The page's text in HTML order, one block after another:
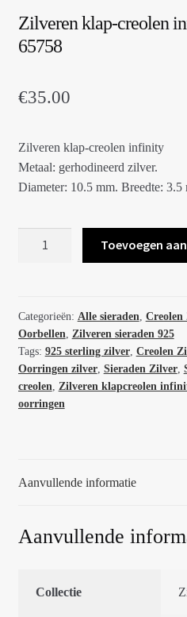
Zilveren klap-creolen
65758
€35.00
Zilveren klap-creolen infinity
Metaal: gerhodineerd zilver.
Diameter: 10.5 mm. Breedte: 3.5
10.5
mm
65758
aantal
Toevoegen
Categorieën: Alle sieraden, Creolen
Oorbellen, Zilveren sieraden 925
Tags: 925 sterling zilver, Creolen
Oorringen zilver, Sieraden Zilver,
creolen, Zilveren klapcreolen
oorringen
Aanvullende informatie
Aanvullende
Collectie